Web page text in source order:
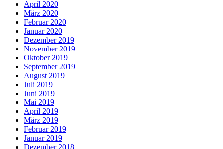
April 2020
März 2020
Februar 2020
Januar 2020
Dezember 2019
November 2019
Oktober 2019
September 2019
August 2019
Juli 2019
Juni 2019
Mai 2019
April 2019
März 2019
Februar 2019
Januar 2019
Dezember 2018